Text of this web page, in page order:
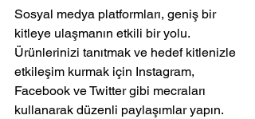
Sosyal medya platformları, geniş bir
kitleye ulaşmanın etkili bir yolu.
Ürünlerinizi tanıtmak ve hedef kitlenizle
etkileşim kurmak için Instagram,
Facebook ve Twitter gibi mecraları
kullanarak düzenli paylaşımlar yapın.